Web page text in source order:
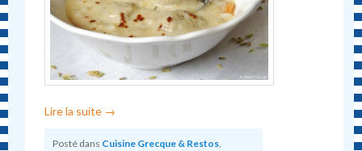
Lire la suite →
Posté dans Cuisine Grecque & Restos,